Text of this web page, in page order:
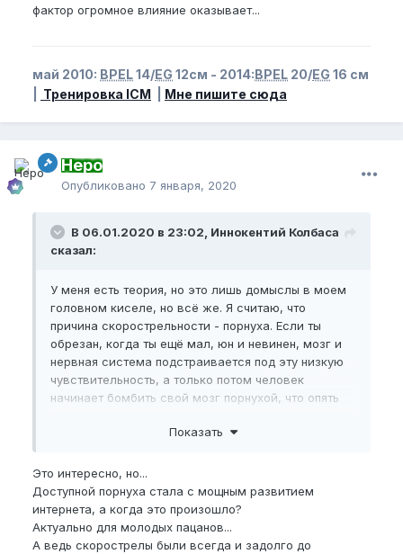
фактор огромное влияние оказывает...
май 2010: BPEL14/EG 12см - 2014:BPEL 20/EG 16 см
Тренировка ICM Мне пишите сюда
Неро
Опубликовано 7 января, 2020
В 06.01.2020 в 23:02, Иннокентий Колбаса
сказал:
У меня есть теория, но это лишь домыслы в моем
головном киселе, но всё же. Я считаю, что
причина скорострельности - порнуха. Если ты
обрезан, когда ты ещё мал, юн и невинен, мозг и
нервная система подстраивается под эту низкую
чувствительность, а только потом человек
начинает бомбить свой мозг порнухой, что опять
сотни воображаемых текущих самок. Самок
не хватит, придётся стрелять быстрее
Показать
Это интересно, но...
Доступной порнуха стала с мощным развитием
интернета, а когда это произошло?
Актуально для молодых пацанов...
А ведь скорострелы были всегда и задолго до